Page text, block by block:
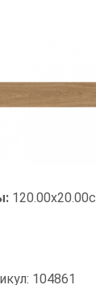
104861